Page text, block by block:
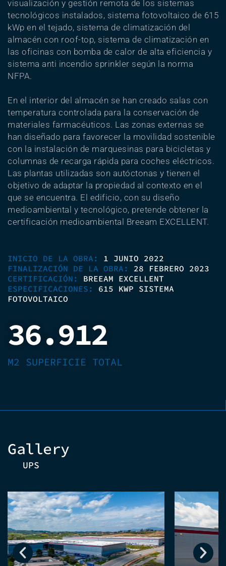
visualización y gestión remota de los sistemas
tecnológicos instalados, sistema fotovoltaico de 615
kWp en el tejado, sistema de climatización del
almacén con roof-top, sistema de climatización en
las oficinas con bomba de calor de alta eficiencia y
sistema anti incendio sprinkler según la norma
NFPA.
En el interior del almacén se han creado salas con
temperatura controlada para la conservación de
materiales farmacéuticos. Las zonas externas se
han diseñado para favorecer la movilidad sostenible
con la instalación de marquesinas para bicicletas y
columnas de recarga rápida para coches eléctricos.
Las plantas utilizadas son autóctonas y tienen el
objetivo de adaptar la propiedad al contexto en el
que se encuentra. El edificio, con su diseño
medioambiental y tecnológico, pretende obtener la
certificación medioambiental Breeam EXCELLENT.
INICIO DE LA OBRA: 1 JUNIO 2022
FINALIZACIÓN DE LA OBRA: 28 FEBRERO 2023
CERTIFICACIÓN: BREEAM EXCELLENT
ESPECIFICACIONES: 615 KWP SISTEMA
FOTOVOLTAICO
M2 SUPERFICIE TOTAL
36.912
Gallery
UPS